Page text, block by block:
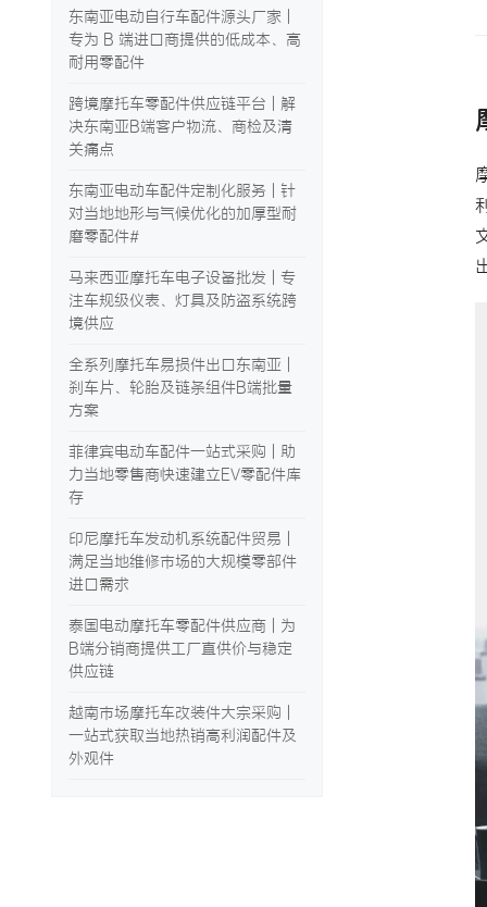
东南亚电动自行车配件源头厂家 |
专为 B 端进口商提供的低成本、高
耐用零配件
跨境摩托车零配件供应链平台 | 解
决东南亚B端客户物流、商检及清
关痛点
东南亚电动车配件定制化服务 | 针
对当地地形与气候优化的加厚型耐
磨零配件#
马来西亚摩托车电子设备批发 | 专
注车规级仪表、灯具及防盗系统跨
境供应
全系列摩托车易损件出口东南亚 |
刹车片、轮胎及链条组件B端批量
方案
菲律宾电动车配件一站式采购 | 助
力当地零售商快速建立EV零配件库
存
印尼摩托车发动机系统配件贸易 |
满足当地维修市场的大规模零部件
进口需求
泰国电动摩托车零配件供应商 | 为
B端分销商提供工厂直供价与稳定
供应链
越南市场摩托车改装件大宗采购 |
一站式获取当地热销高利润配件及
外观件